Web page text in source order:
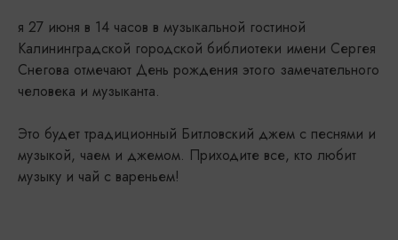
я 27 июня в 14 часов в музыкальной гостиной
Калининградской городской библиотеки имени Сергея
Снегова отмечают День рождения этого замечательного
человека и музыканта.
Это будет традиционный Битловский джем с песнями и
музыкой, чаем и джемом. Приходите все, кто любит
музыку и чай с вареньем!